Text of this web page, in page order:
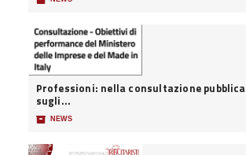
Professioni: nella consultazione pubblica
sugli...
📦 NEWS